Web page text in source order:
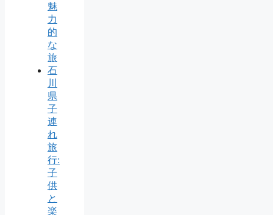
魅
力
的
な
旅
石
川
県
子
連
れ
旅
行:
子
供
と
楽